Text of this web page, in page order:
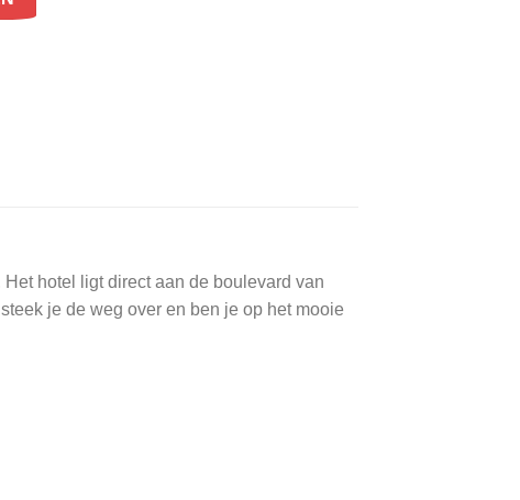
hotel ligt direct aan de boulevard van
je de weg over en ben je op het mooie